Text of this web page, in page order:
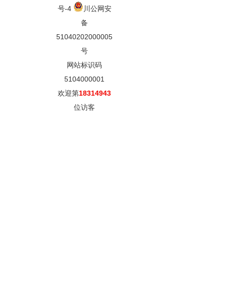
号-4
川公网安
备
51040202000005
号
网站标识码
5104000001
欢迎第18314943
位访客